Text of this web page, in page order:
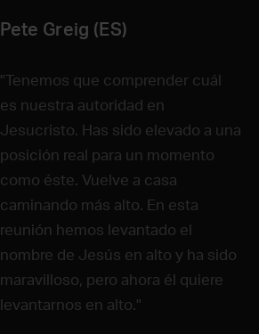
Pete Greig (ES)
"Tenemos que comprender cuál
es nuestra autoridad en
Jesucristo. Has sido elevado a una
posición real para un momento
como éste. Vuelve a casa
caminando más alto. En esta
reunión hemos levantado el
nombre de Jesús en alto y ha sido
maravilloso, pero ahora él quiere
levantarnos en alto."